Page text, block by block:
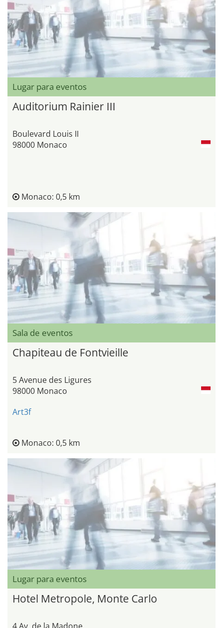
Lugar para eventos
Auditorium Rainier III
Boulevard Louis II
98000 Monaco
Monaco: 0,5 km
Sala de eventos
Chapiteau de Fontvieille
5 Avenue des Ligures
98000 Monaco
Art3f
Monaco: 0,5 km
Lugar para eventos
Hotel Metropole, Monte Carlo